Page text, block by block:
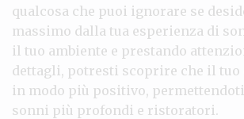
qualcosa che puoi ignorare se
massimo dalla tua esperienza di
il tuo ambiente e prestando
dettagli, potresti scoprire che il tuo
in modo più positivo,
sonni più profondi e ristoratori.